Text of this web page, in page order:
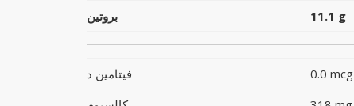
بروتين
11.1 g
فيتامين د 0.0 mcg